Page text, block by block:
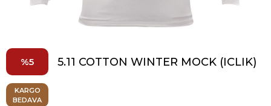
5 5.11 COTTON WINTER MOCK (ICLIK)
KARGO
BEDAVA